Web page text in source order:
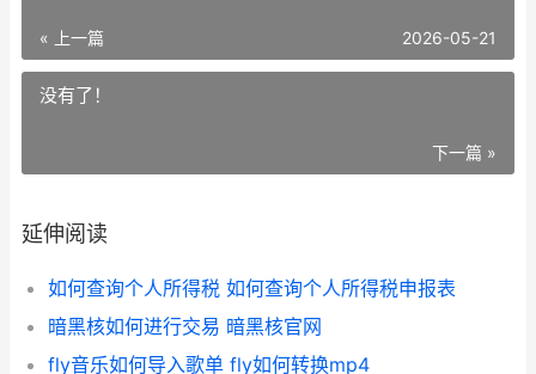
« 上一篇 2026-05-21
没有了！
下一篇 »
延伸阅读
如何查询个人所得税 如何查询个人所得税申报表
暗黑核如何进行交易 暗黑核官网
fly音乐如何导入歌单 fly如何转换mp4